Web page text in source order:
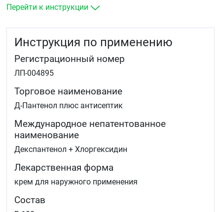
хронических ранах, например, трофические язвы
голени, пролежни, а также при операционных ранах.
Перейти к инструкции
Инструкция по применению
Регистрационный номер
ЛП-004895
Торговое наименование
Д-Пантенол плюс антисептик
Международное непатентованное
наименование
Декспантенол + Хлоргексидин
Лекарственная форма
крем для наружного применения
Состав